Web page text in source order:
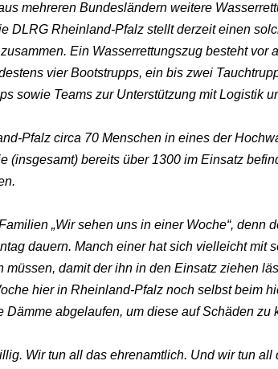
mehreren Bundesländern weitere
DLRG Rheinland-Pfalz stellt derzeit einen
Ein Wasserrettungszug besteht vor
vier Bootstrupps, ein bis zwei
sowie Teams zur Unterstützung mit Logistik
Pfalz circa 70 Menschen in eines der
(insgesamt) bereits über 1300 im Einsatz
„Wir sehen uns in einer Woche“, denn
dauern. Manch einer hat sich vielleicht mit
müssen, damit der ihn in den Einsatz ziehen
hier in Rheinland-Pfalz noch selbst beim
Dämme abgelaufen, um diese auf Schäden zu
Wir tun all das ehrenamtlich. Und wir tun all